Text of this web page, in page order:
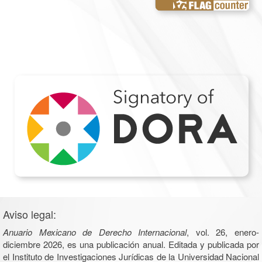
Aviso legal:
Anuario Mexicano de Derecho Internacional, vol. 26, enero-
diciembre 2026, es una publicación anual. Editada y publicada por
el Instituto de Investigaciones Jurídicas de la Universidad Nacional